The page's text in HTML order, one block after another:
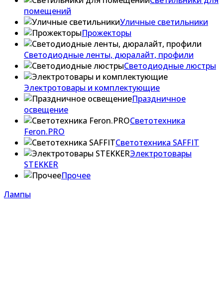
помещений
Уличные светильники
Прожекторы
Светодиодные ленты, дюралайт, профили
Светодиодные люстры
Электротовары и комплектующие
Праздничное
освещение
Светотехника
Feron.PRO
Светотехника SAFFIT
Электротовары
STEKKER
Прочее
Лампы